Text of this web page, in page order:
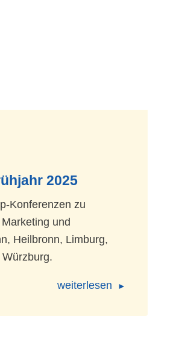
2025
Konferenzen zu
und
Heilbronn, Limburg,
weiterlesen